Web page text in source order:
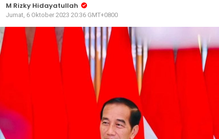
M Rizky Hidayatullah
Jumat, 6 Oktober 2023 20:36 GMT+0800